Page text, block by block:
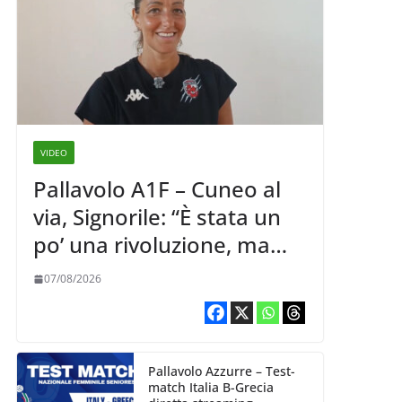
VIDEO
Pallavolo A1F – Cuneo al
via, Signorile: “È stata un
po’ una rivoluzione, ma
abbiamo le idee chiare siu
cosa vogliamo fare”
07/08/2026
Pallavolo Azzurre – Test-
match Italia B-Grecia